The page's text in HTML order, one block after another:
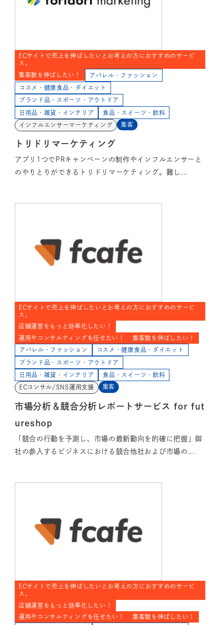
ECサイトで売上を伸ばしたいとお考えの方におすすめのサービ
ス。
集客数を伸ばしたい！
アパレル・ファッション
コスメ・健康食品・ダイエット
ブランド品・スポーツ・アウトドア
日用品・雑貨・インテリア 食品・スイーツ・飲料
インフルエンサーマーケティング 集客
トリドリマーケティング
アプリ1つでPRキャンペーンの制作やインフルエンサーと
のやりとりができるトリドリマーケティング。難し...
ECサイトで売上を伸ばしたいとお考えの方におすすめのサービ
ス。
店舗運営をもっと効率化したい！
運用やコンサルティングを任せたい！
集客数を伸ばしたい！
アパレル・ファッション コスメ・健康食品・ダイエット
ブランド品・スポーツ・アウトドア
日用品・雑貨・インテリア 食品・スイーツ・飲料
ECコンサル/SNS運用支援 集客
市場分析＆競合分析レポートサービス for fut
ureshop
「競合の行動を予測し、市場の最新動向を的確に把握」御
社の参入するビジネスにおける競合他社および市場の...
ECサイトで売上を伸ばしたいとお考えの方におすすめのサービ
ス。
店舗運営をもっと効率化したい！
運用やコンサルティングを任せたい！
集客数を伸ばしたい！